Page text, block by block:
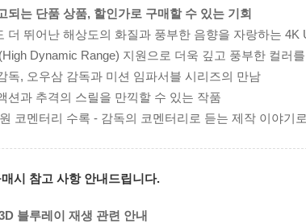
되는 단품 상품, 할인가로 구매할 수 있는 기회
더 뛰어난 해상도의 화질과 풍부한 음향을 자랑하는 4K
Dynamic Range) 지원으로 더욱 깊고 풍부한 컬러
독, 오우삼 감독과 미션 임파서블 시리즈의 만남
션과 추격의 스릴을 만끽할 수 있는 작품
코멘터리 수록 - 감독의 코멘터리로 듣는 제작 이야기
시 참고 사항 안내드립니다.
블루레이 재생 관련 안내